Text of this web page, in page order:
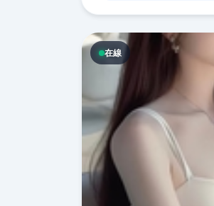
在線